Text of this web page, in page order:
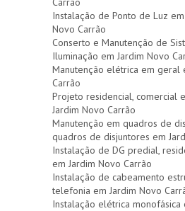
Instalação de Ponto de Luz
Novo Carrão
Conserto e Manutenção de
Iluminação em Jardim Novo
Manutenção elétrica em geral
Carrão
Projeto residencial, comercial
Jardim Novo Carrão
Manutenção em quadros de
quadros de disjuntores em
Instalação de DG predial,
em Jardim Novo Carrão
Instalação de cabeamento
telefonia em Jardim Novo
Instalação elétrica monofásica